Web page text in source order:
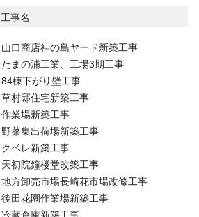
工事名
山口商店神の島ヤード新築工事
たまの浦工業、工場3期工事
84棟下がり壁工事
草村邸住宅新築工事
作業場新築工事
野菜集出荷場新築工事
クベレ新築工事
天初院鐘楼堂改築工事
地方卸売市場長崎花市場改修工事
後田花園作業場新築工事